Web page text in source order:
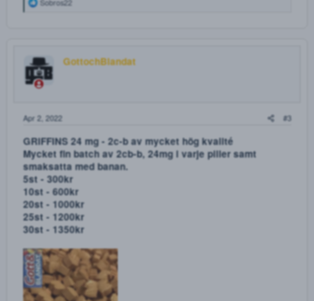
CASA DE PAPEL XTC 260 mg
10st - 300kr
20st - 600kr
30st - 800kr
40st - 1000kr
50st - 1200kr